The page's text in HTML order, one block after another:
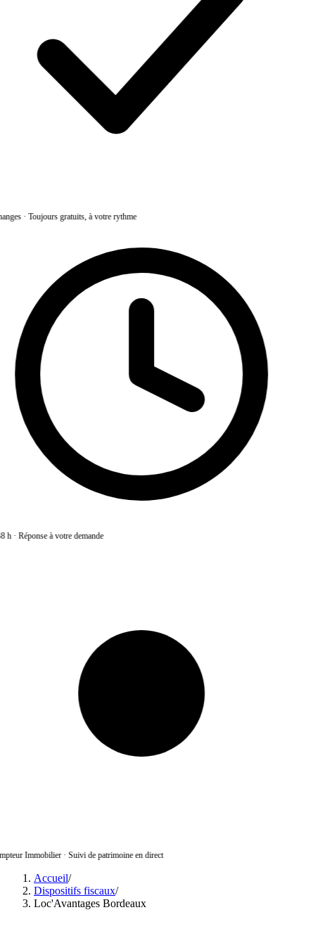
·Toujours gratuits, à votre rythme
h·Réponse à votre demande
Immobilier·Suivi de patrimoine en direct
Accueil/
Dispositifs fiscaux/
Loc'Avantages Bordeaux